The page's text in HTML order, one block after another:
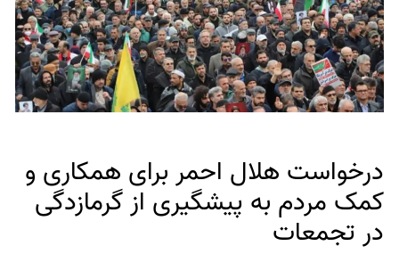
درخواست هلال احمر برای همکاری و
کمک مردم به پیشگیری از گرمازدگی
در تجمعات